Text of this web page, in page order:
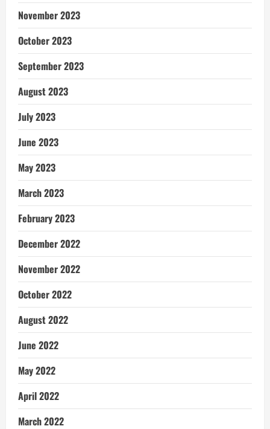
November 2023
October 2023
September 2023
August 2023
July 2023
June 2023
May 2023
March 2023
February 2023
December 2022
November 2022
October 2022
August 2022
June 2022
May 2022
April 2022
March 2022